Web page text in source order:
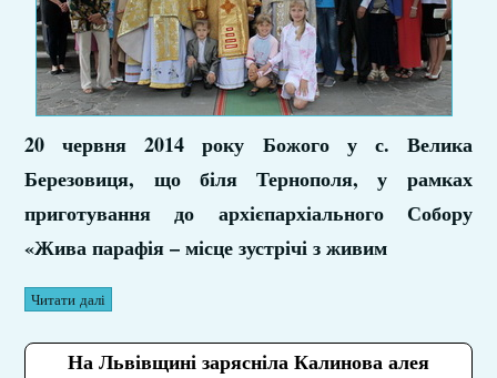
20 червня 2014 року Божого у с. Велика
Березовиця, що біля Тернополя, у рамках
приготування до архієпархіального Собору
«Жива парафія – місце зустрічі з живим
Читати далі
На Львівщині зарясніла Калинова алея